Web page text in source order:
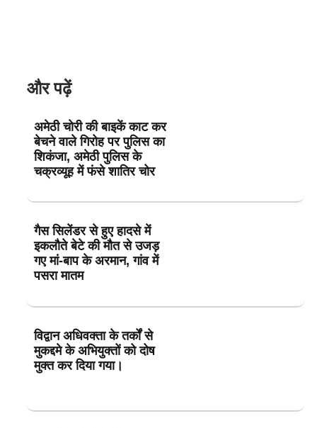
और पढ़ें
अमेठी चोरी की बाइकें काट कर
बेचने वाले गिरोह पर पुलिस का
शिकंजा, अमेठी पुलिस के
चक्रव्यूह में फंसे शातिर चोर
गैस सिलेंडर से हुए हादसे में
इकलौते बेटे की मौत से उजड़
गए मां-बाप के अरमान, गांव में
पसरा मातम
विद्वान अधिवक्ता के तर्कों से
मुकद्दमे के अभियुक्तों को दोष
मुक्त कर दिया गया।